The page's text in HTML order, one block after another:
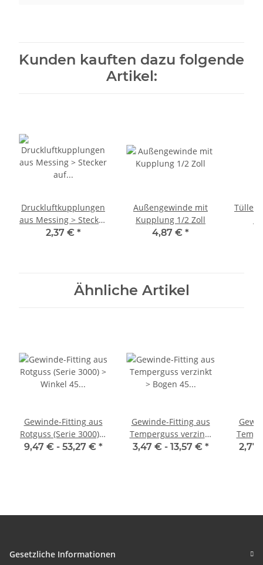
Kunden kauften dazu folgende
Artikel:
Druckluftkupplungen
aus Messing > Stecker
auf Außengewinde
2,37 € *
Außengewinde mit
Kupplung 1/2 Zoll
4,87 € *
Tülle
Ähnliche Artikel
Gewinde-Fitting aus
Rotguss (Serie 3000) >
Winkel 45 Grad mit
9,47 € - 53,27 € *
Gewinde-Fitting aus
Temperguss verzinkt
> Bogen 45 Grad mit
3,47 € - 13,57 € *
>
2,77
Gesetzliche Informationen